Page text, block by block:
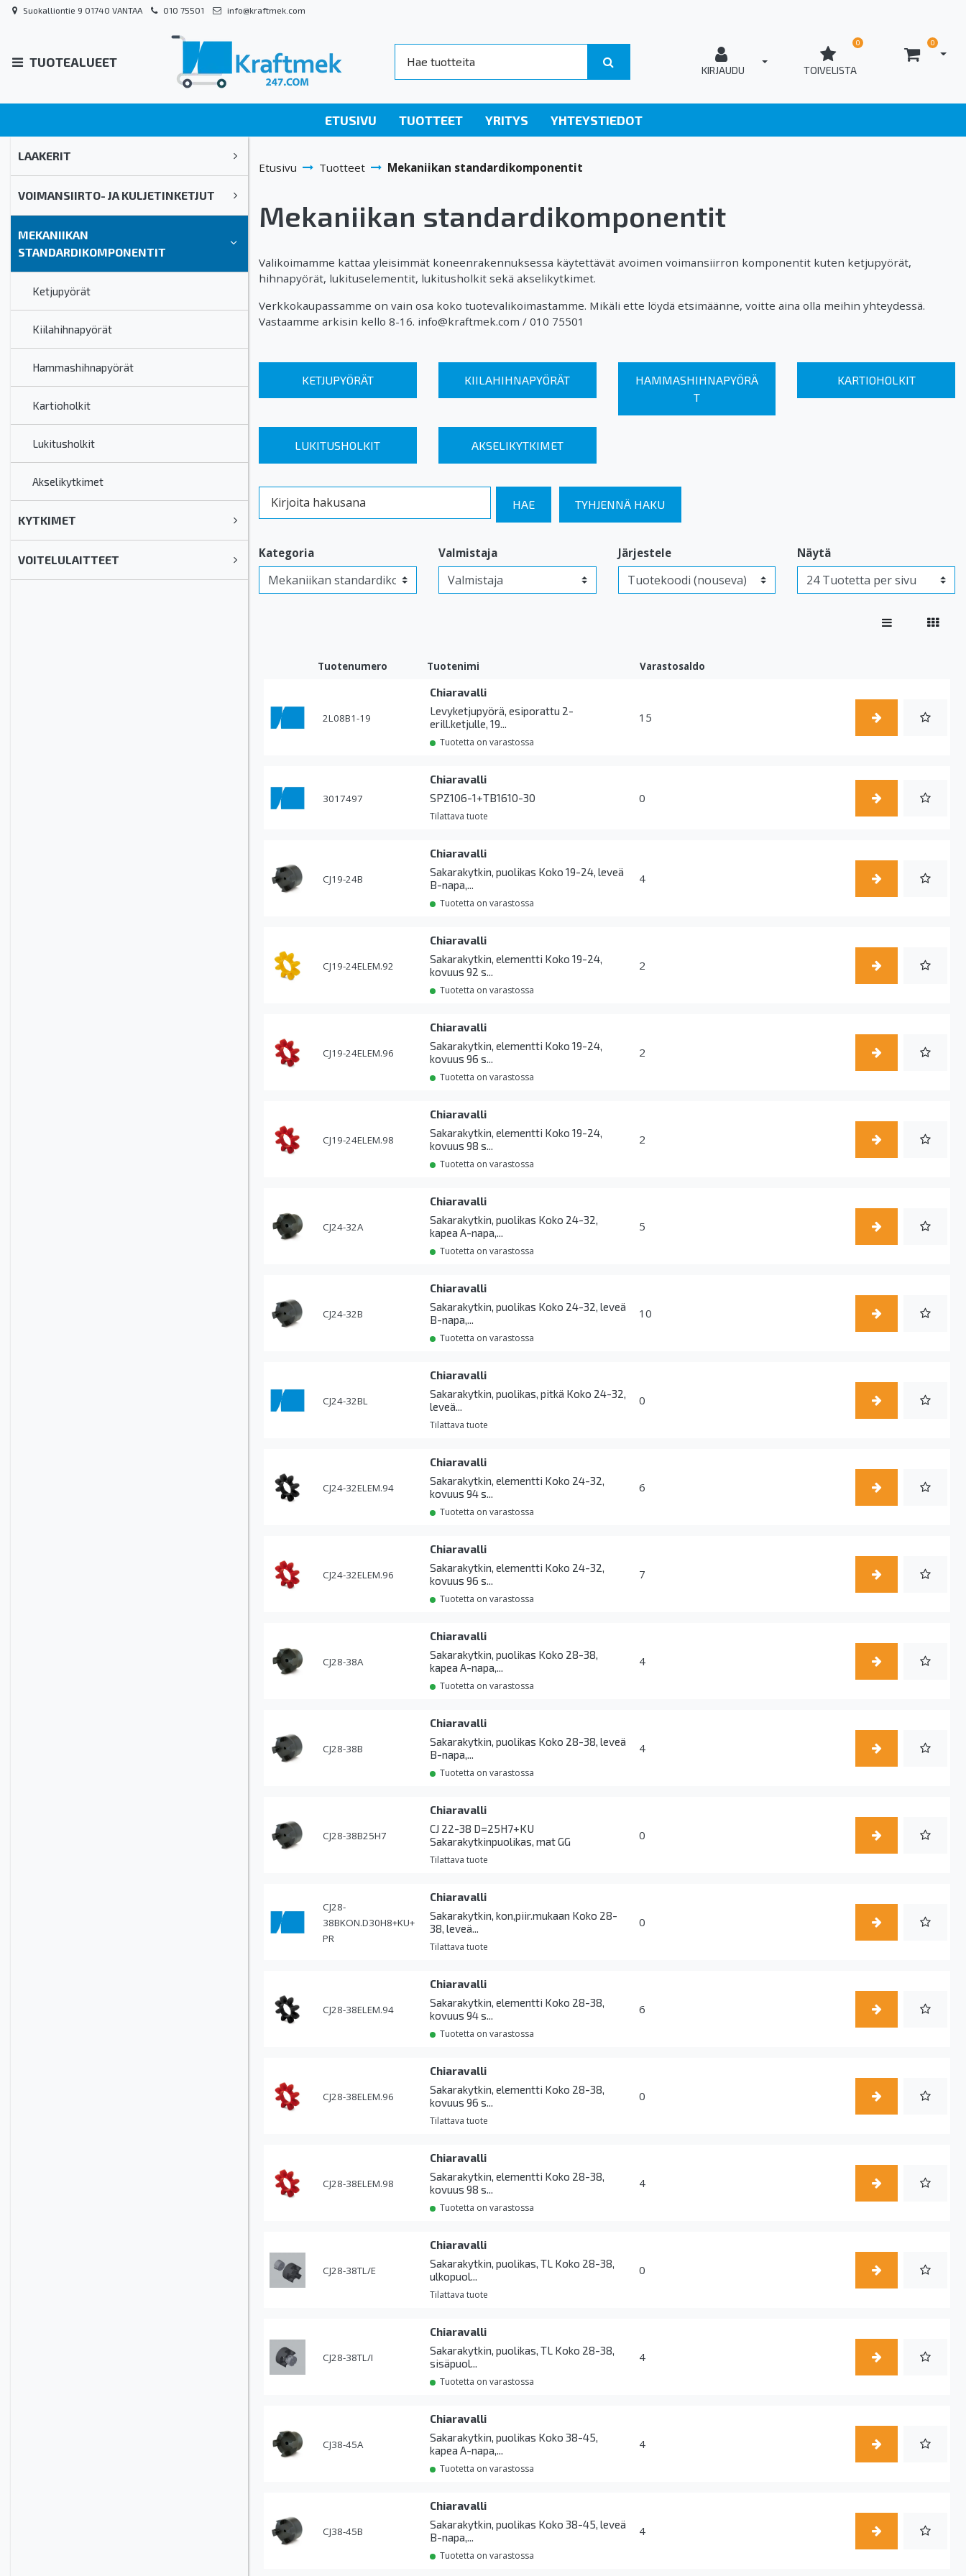
Suokalliontie 9 01740 VANTAA 010 75501 info@kraftmek.com
TUOTEALUEET
KIRJAUDU
T_OPEN_LOGIN
TOIVELISTA
0 0
ETUSIVU TUOTTEET YRITYS YHTEYSTIEDOT
LAAKERIT
VOIMANSIIRTO- JA KULJETINKETJUT
MEKANIIKAN
STANDARDIKOMPONENTIT
Ketjupyörät
Kiilahihnapyörät
Hammashihnapyörät
Kartioholkit
Lukitusholkit
Akselikytkimet
KYTKIMET
VOITELULAITTEET
Etusivu Tuotteet Mekaniikan standardikomponentit
Mekaniikan standardikomponentit
Valikoimamme kattaa yleisimmät koneenrakennuksessa käytettävät avoimen voimansiirron komponentit kuten ketjupyörät,
hihnapyörät, lukituselementit, lukitusholkit sekä akselikytkimet.
Verkkokaupassamme on vain osa koko tuotevalikoimastamme. Mikäli ette löydä etsimäänne, voitte aina olla meihin yhteydessä.
Vastaamme arkisin kello 8-16. info@kraftmek.com / 010 75501
KETJUPYÖRÄT KIILAHIHNAPYÖRÄT
HAMMASHIHNAPYÖRÄ
T
KARTIOHOLKIT
LUKITUSHOLKIT AKSELIKYTKIMET
HAE TYHJENNÄ HAKU
Kategoria Valmistaja Järjestele Näytä
Tuotenumero Tuotenimi Varastosaldo
2L08B1-19
Chiaravalli
Levyketjupyörä, esiporattu 2-
erill.ketjulle, 19...
Tuotetta on varastossa
15
3017497
Chiaravalli
SPZ106-1+TB1610-30
Tilattava tuote
0
CJ19-24B
Chiaravalli
Sakarakytkin, puolikas Koko 19-24, leveä
B-napa,...
Tuotetta on varastossa
4
CJ19-24ELEM.92
Chiaravalli
Sakarakytkin, elementti Koko 19-24,
kovuus 92 s...
Tuotetta on varastossa
2
CJ19-24ELEM.96
Chiaravalli
Sakarakytkin, elementti Koko 19-24,
kovuus 96 s...
Tuotetta on varastossa
2
CJ19-24ELEM.98
Chiaravalli
Sakarakytkin, elementti Koko 19-24,
kovuus 98 s...
Tuotetta on varastossa
2
CJ24-32A
Chiaravalli
Sakarakytkin, puolikas Koko 24-32,
kapea A-napa,...
Tuotetta on varastossa
5
CJ24-32B
Chiaravalli
Sakarakytkin, puolikas Koko 24-32, leveä
B-napa,...
Tuotetta on varastossa
10
CJ24-32BL
Chiaravalli
Sakarakytkin, puolikas, pitkä Koko 24-32,
leveä...
Tilattava tuote
0
CJ24-32ELEM.94
Chiaravalli
Sakarakytkin, elementti Koko 24-32,
kovuus 94 s...
Tuotetta on varastossa
6
CJ24-32ELEM.96
Chiaravalli
Sakarakytkin, elementti Koko 24-32,
kovuus 96 s...
Tuotetta on varastossa
7
CJ28-38A
Chiaravalli
Sakarakytkin, puolikas Koko 28-38,
kapea A-napa,...
Tuotetta on varastossa
4
CJ28-38B
Chiaravalli
Sakarakytkin, puolikas Koko 28-38, leveä
B-napa,...
Tuotetta on varastossa
4
CJ28-38B25H7
Chiaravalli
CJ 22-38 D=25H7+KU
Sakarakytkinpuolikas, mat GG
Tilattava tuote
0
CJ28-
38BKON.D30H8+KU+
PR
Chiaravalli
Sakarakytkin, kon,piir.mukaan Koko 28-
38, leveä...
Tilattava tuote
0
CJ28-38ELEM.94
Chiaravalli
Sakarakytkin, elementti Koko 28-38,
kovuus 94 s...
Tuotetta on varastossa
6
CJ28-38ELEM.96
Chiaravalli
Sakarakytkin, elementti Koko 28-38,
kovuus 96 s...
Tilattava tuote
0
CJ28-38ELEM.98
Chiaravalli
Sakarakytkin, elementti Koko 28-38,
kovuus 98 s...
Tuotetta on varastossa
4
CJ28-38TL/E
Chiaravalli
Sakarakytkin, puolikas, TL Koko 28-38,
ulkopuol...
Tilattava tuote
0
CJ28-38TL/I
Chiaravalli
Sakarakytkin, puolikas, TL Koko 28-38,
sisäpuol...
Tuotetta on varastossa
4
CJ38-45A
Chiaravalli
Sakarakytkin, puolikas Koko 38-45,
kapea A-napa,...
Tuotetta on varastossa
4
CJ38-45B
Chiaravalli
Sakarakytkin, puolikas Koko 38-45, leveä
B-napa,...
Tuotetta on varastossa
4